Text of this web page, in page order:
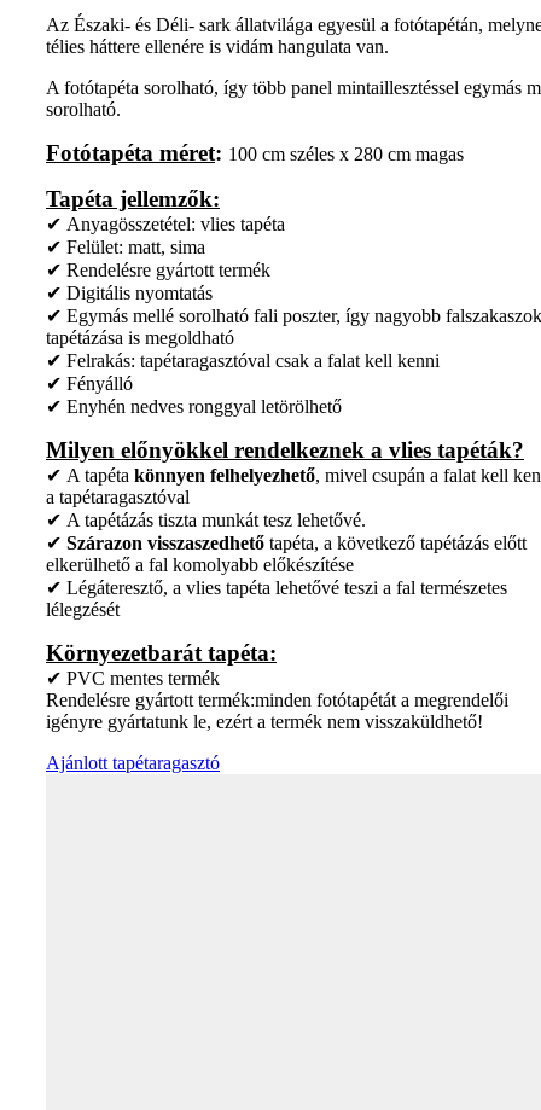
Az Északi- és Déli- sark állatvilága egyesül a fotótapétán,
télies háttere ellenére is vidám hangulata van.
A fotótapéta sorolható, így több panel mintaillesztéssel egymás
sorolható.
Fotótapéta méret: 100 cm széles x 280 cm magas
Tapéta jellemzők:
✔ Anyagösszetétel: vlies tapéta
✔ Felület: matt, sima
✔ Rendelésre gyártott termék
✔ Digitális nyomtatás
✔ Egymás mellé sorolható fali poszter, így nagyobb falszakaszok
tapétázása is megoldható
✔ Felrakás: tapétaragasztóval csak a falat kell kenni
✔ Fényálló
✔ Enyhén nedves ronggyal letörölhető
Milyen előnyökkel rendelkeznek a vlies tapéták?
✔ A tapéta könnyen felhelyezhető, mivel csupán a falat kell
a tapétaragasztóval
✔ A tapétázás tiszta munkát tesz lehetővé.
✔ Szárazon visszaszedhető tapéta, a következő tapétázás előtt
elkerülhető a fal komolyabb előkészítése
✔ Légáteresztő, a vlies tapéta lehetővé teszi a fal természetes
lélegzését
Környezetbarát tapéta:
✔ PVC mentes termék
Rendelésre gyártott termék:minden fotótapétát a megrendelői
igényre gyártatunk le, ezért a termék nem visszaküldhető!
Ajánlott tapétaragasztó